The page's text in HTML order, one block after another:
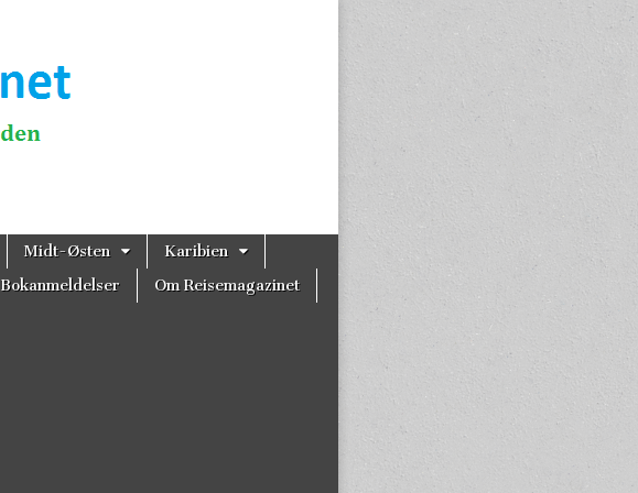
Midt-Østen
Karibien
Bokanmeldelser Om Reisemagazinet